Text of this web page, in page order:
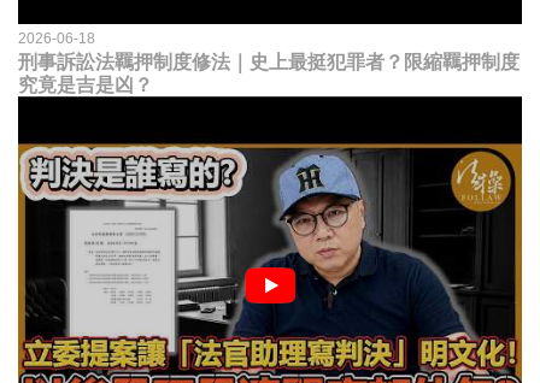
2026-06-18
刑事訴訟法羈押制度修法｜史上最挺犯罪者？限縮羈押制度
究竟是吉是凶？